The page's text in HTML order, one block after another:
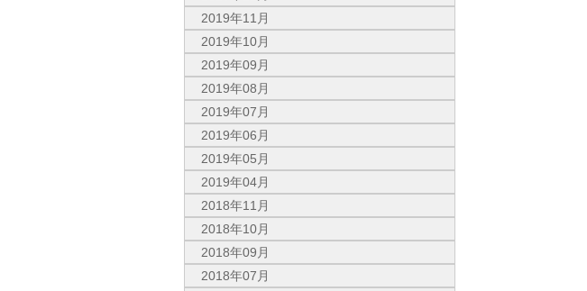
2019年11月
2019年10月
2019年09月
2019年08月
2019年07月
2019年06月
2019年05月
2019年04月
2018年11月
2018年10月
2018年09月
2018年07月